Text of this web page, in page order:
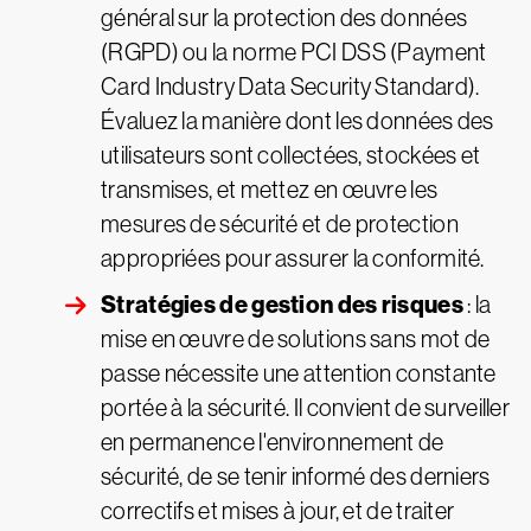
général sur la protection des données
(RGPD) ou la norme PCI DSS (Payment
Card Industry Data Security Standard).
Évaluez la manière dont les données des
utilisateurs sont collectées, stockées et
transmises, et mettez en œuvre les
mesures de sécurité et de protection
appropriées pour assurer la conformité.
Stratégies de gestion des risques: la
mise en œuvre de solutions sans mot de
passe nécessite une attention constante
portée à la sécurité. Il convient de surveiller
en permanence l'environnement de
sécurité, de se tenir informé des derniers
correctifs et mises à jour, et de traiter